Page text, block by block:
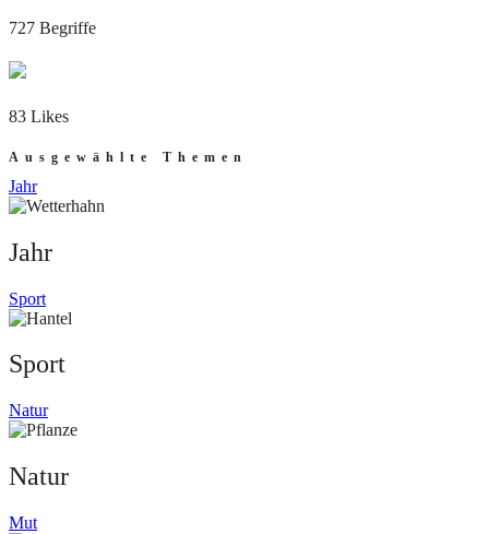
727 Begriffe
83 Likes
Ausgewählte Themen
Jahr
Jahr
Sport
Sport
Natur
Natur
Mut